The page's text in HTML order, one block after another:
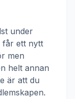
under
får ett nytt
men
helt annan
är att du